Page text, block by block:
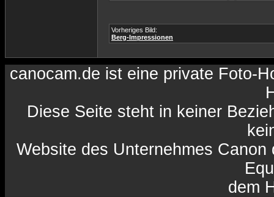
Vorheriges Bild:
Berg-Impressionen
canocam.de ist eine private Foto-
Diese Seite steht in keiner
Website des Unternehmes
dem